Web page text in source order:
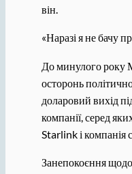
він.
«Наразі я не бачу
До минулого року
осторонь
доларовий вихід
компанії, серед
Starlink і компанія
Занепокоєння щодо